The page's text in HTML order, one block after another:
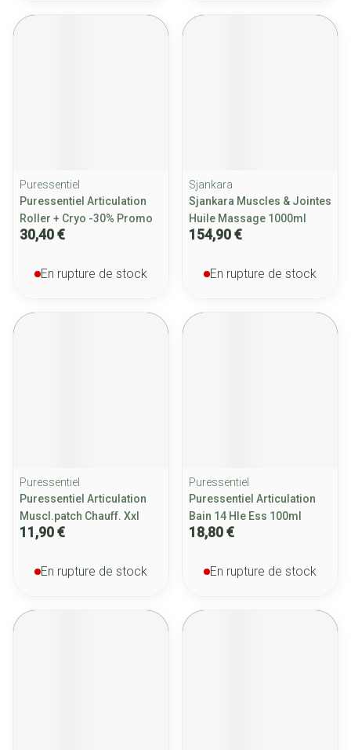
Puressentiel
Puressentiel Articulation
Roller + Cryo -30% Promo
30,40 €
En rupture de stock
Sjankara
Sjankara Muscles & Jointes
Huile Massage 1000ml
154,90 €
En rupture de stock
Puressentiel
Puressentiel Articulation
Muscl.patch Chauff. Xxl
11,90 €
En rupture de stock
Puressentiel
Puressentiel Articulation
Bain 14 Hle Ess 100ml
18,80 €
En rupture de stock